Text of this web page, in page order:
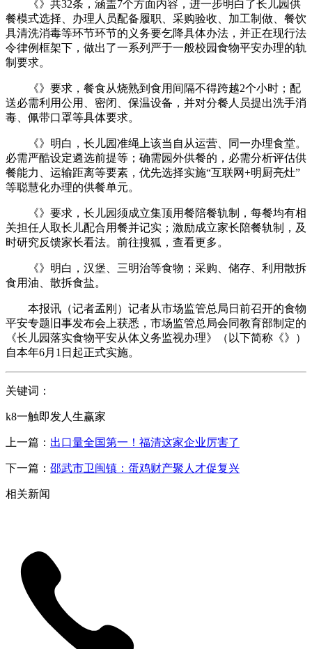
《》共32条，涵盖7个方面内容，进一步明白了长儿园供
餐模式选择、办理人员配备履职、采购验收、加工制做、餐饮
具清洗消毒等环节环节的义务要乞降具体办法，并正在现行法
令律例框架下，做出了一系列严于一般校园食物平安办理的轨
制要求。
《》要求，餐食从烧熟到食用间隔不得跨越2个小时；配
送必需利用公用、密闭、保温设备，并对分餐人员提出洗手消
毒、佩带口罩等具体要求。
《》明白，长儿园准绳上该当自从运营、同一办理食堂。
必需严酷设定遴选前提等；确需园外供餐的，必需分析评估供
餐能力、运输距离等要素，优先选择实施“互联网+明厨亮灶”
等聪慧化办理的供餐单元。
《》要求，长儿园须成立集顶用餐陪餐轨制，每餐均有相
关担任人取长儿配合用餐并记实；激励成立家长陪餐轨制，及
时研究反馈家长看法。前往搜狐，查看更多。
《》明白，汉堡、三明治等食物；采购、储存、利用散拆
食用油、散拆食盐。
本报讯（记者孟刚）记者从市场监管总局日前召开的食物
平安专题旧事发布会上获悉，市场监管总局会同教育部制定的
《长儿园落实食物平安从体义务监视办理》（以下简称《》）
自本年6月1日起正式实施。
关键词：
k8一触即发人生赢家
上一篇： 出口量全国第一！福清这家企业厉害了
下一篇： 邵武市卫闽镇：蛋鸡财产聚人才促复兴
相关新闻